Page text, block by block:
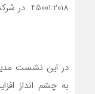
45001:2018 در شرکت نفت و گاز اروندان استقرار پیدا کرد.
در این نشست